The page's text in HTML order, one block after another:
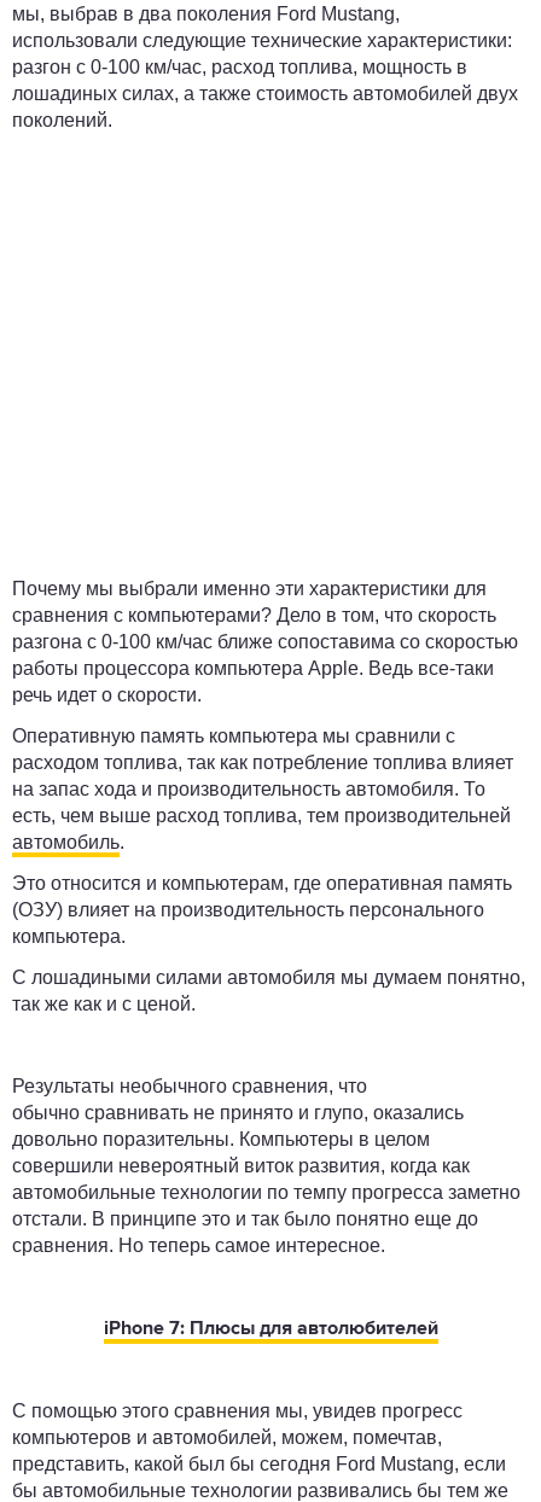
мы, выбрав в два поколения Ford Mustang,
использовали следующие технические характеристики:
разгон с 0-100 км/час, расход топлива, мощность в
лошадиных силах, а также стоимость автомобилей двух
поколений.
Почему мы выбрали именно эти характеристики для
сравнения с компьютерами? Дело в том, что скорость
разгона с 0-100 км/час ближе сопоставима со скоростью
работы процессора компьютера Apple. Ведь все-таки
речь идет о скорости.
Оперативную память компьютера мы сравнили с
расходом топлива, так как потребление топлива влияет
на запас хода и производительность автомобиля. То
есть, чем выше расход топлива, тем производительней
автомобиль.
Это относится и компьютерам, где оперативная память
(ОЗУ) влияет на производительность персонального
компьютера.
С лошадиными силами автомобиля мы думаем понятно,
так же как и с ценой.
Результаты необычного сравнения, что
обычно сравнивать не принято и глупо, оказались
довольно поразительны. Компьютеры в целом
совершили невероятный виток развития, когда как
автомобильные технологии по темпу прогресса заметно
отстали. В принципе это и так было понятно еще до
сравнения. Но теперь самое интересное.
iPhone 7: Плюсы для автолюбителей
С помощью этого сравнения мы, увидев прогресс
компьютеров и автомобилей, можем, помечтав,
представить, какой был бы сегодня Ford Mustang, если
бы автомобильные технологии развивались бы тем же